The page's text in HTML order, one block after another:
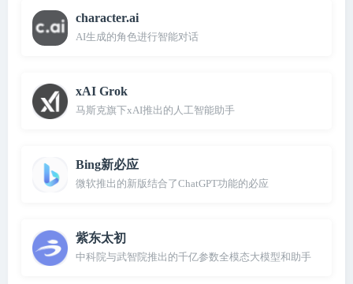
character.ai
AI生成的角色进行智能对话
xAI Grok
马斯克旗下xAI推出的人工智能助手
Bing新必应
微软推出的新版结合了ChatGPT功能的必应
紫东太初
中科院与武智院推出的千亿参数全模态大模型和助手